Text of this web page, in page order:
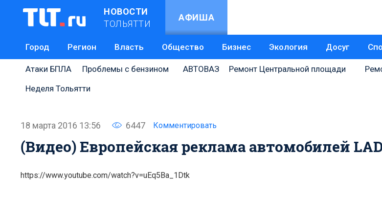
НОВОСТИ
ТОЛЬЯТТИ
АФИША
Город Регион Власть Общество Бизнес Экология Досуг
Атаки БПЛА Проблемы с бензином АВТОВАЗ Ремонт Центральной площади
Неделя Тольятти
18 марта 2016 13:56 6447 Комментировать
(Видео) Европейская реклама автомобилей
https://www.youtube.com/watch?v=uEq5Ba_1Dtk